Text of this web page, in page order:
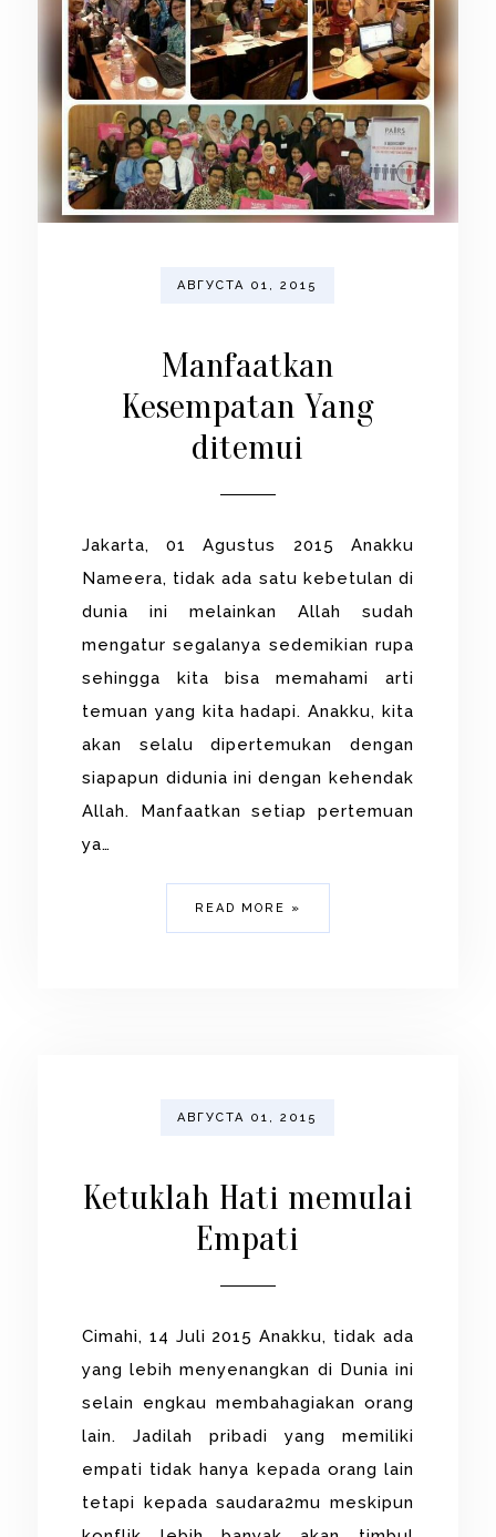
АВГУСТА 01, 2015
Manfaatkan
Kesempatan Yang
ditemui
Jakarta, 01 Agustus 2015 Anakku
Nameera, tidak ada satu kebetulan di
dunia ini melainkan Allah sudah
mengatur segalanya sedemikian rupa
sehingga kita bisa memahami arti
temuan yang kita hadapi. Anakku, kita
akan selalu dipertemukan dengan
siapapun didunia ini dengan kehendak
Allah. Manfaatkan setiap pertemuan
ya…
READ MORE »
АВГУСТА 01, 2015
Ketuklah Hati memulai
Empati
Cimahi, 14 Juli 2015 Anakku, tidak ada
yang lebih menyenangkan di Dunia ini
selain engkau membahagiakan orang
lain. Jadilah pribadi yang memiliki
empati tidak hanya kepada orang lain
tetapi kepada saudara2mu meskipun